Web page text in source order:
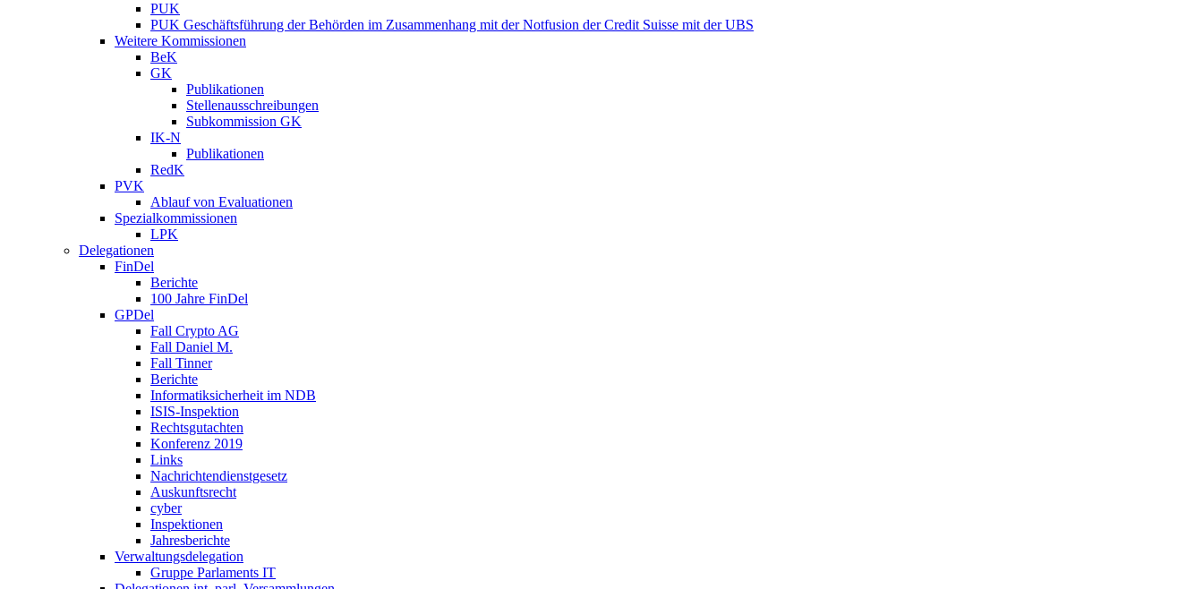
PUK
PUK Geschäftsführung der Behörden im Zusammenhang mit der Notfusion der Credit Suisse mit der UBS
Weitere Kommissionen
BeK
GK
Publikationen
Stellenausschreibungen
Subkommission GK
IK-N
Publikationen
RedK
PVK
Ablauf von Evaluationen
Spezialkommissionen
LPK
Delegationen
FinDel
Berichte
100 Jahre FinDel
GPDel
Fall Crypto AG
Fall Daniel M.
Fall Tinner
Berichte
Informatiksicherheit ­im NDB
ISIS-Inspektion
Rechtsgutachten
Konferenz 2019
Links
Nachrichtendienstgesetz
Auskunftsrecht
cyber
Inspektionen
Jahresberichte
Verwaltungsdelegation
Gruppe Parlaments IT